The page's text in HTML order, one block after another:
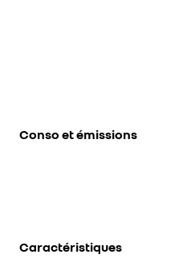
Conso et émissions
Caractéristiques